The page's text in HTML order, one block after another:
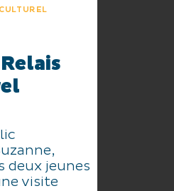
deux jeunes
visite